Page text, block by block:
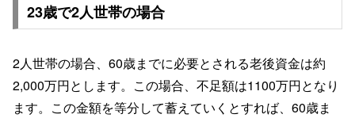
23歳で2人世帯の場合
2人世帯の場合、60歳までに必要とされる老後資金は約
2,000万円とします。この場合、不足額は1100万円となり
ます。この金額を等分して蓄えていくとすれば、60歳ま